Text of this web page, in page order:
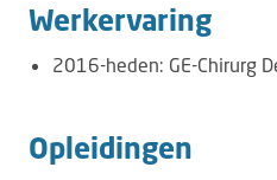
Werkervaring
2016-heden: GE-Chirurg
Opleidingen